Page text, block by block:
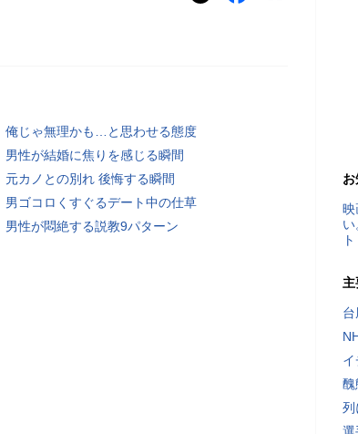
俺じゃ無理かも…と思わせる態度
男性が結婚に焦りを感じる瞬間
元カノとの別れ 後悔する瞬間
男ゴコロくすぐるデート中の仕草
男性が悶絶する説教9パターン
映
ト
醜
列